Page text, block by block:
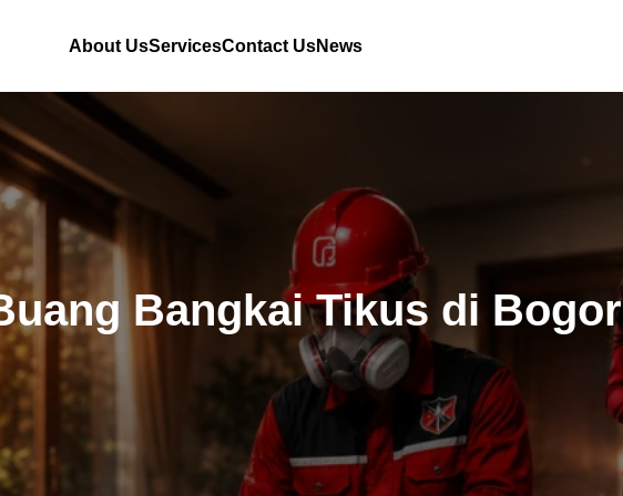
About UsServicesContact UsNews
Bangkai Tikus di Bogor